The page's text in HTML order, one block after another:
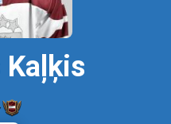
Kaļķis